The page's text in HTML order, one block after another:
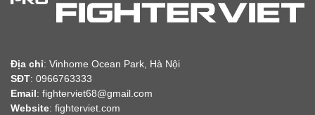
Địa chỉ: Vinhome Ocean Park, Hà Nội
SĐT: 0966763333
Email: fighterviet68@gmail.com
Website: fighterviet.com